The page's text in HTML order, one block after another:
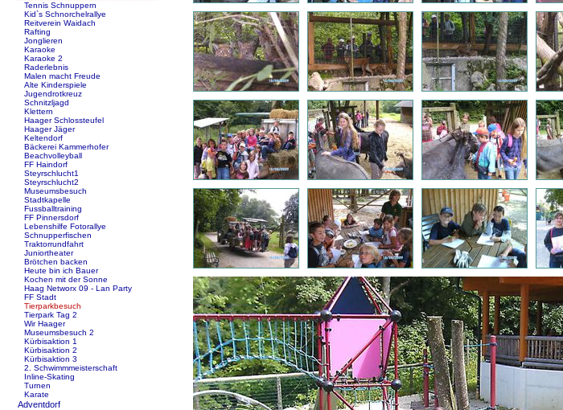
Tennis Schnuppern
Kid`s Schnorchelrallye
Reitverein Waidach
Rafting
Jonglieren
Karaoke
Karaoke 2
Raderlebnis
Malen macht Freude
Alte Kinderspiele
Jugendrotkreuz
Schnitzljagd
Klettern
Haager Schlossteufel
Haager Jäger
Keltendorf
Bäckerei Kammerhofer
Beachvolleyball
FF Haindorf
Steyrschlucht1
Steyrschlucht2
Museumsbesuch
Stadtkapelle
Fussballtraining
FF Pinnersdorf
Lebenshilfe Fotorallye
Schnupperfischen
Traktorrundfahrt
Juniortheater
Brötchen backen
Heute bin ich Bauer
Kochen mit der Sonne
Haag Networx 09 - Lan Party
FF Stadt
Tierparkbesuch
Tierpark Tag 2
Wir Haager
Museumsbesuch 2
Kürbisaktion 1
Kürbisaktion 2
Kürbisaktion 3
2. Schwimmmeisterschaft
Inline-Skating
Turnen
Karate
Adventdorf